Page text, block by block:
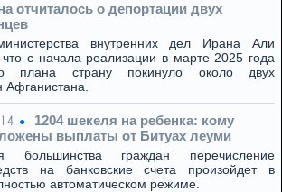
отчиталось о депортации двух
внутренних дел Ирана Али
с начала реализации в марте 2025 года
плана страну покинуло около двух
1204 шекеля на ребенка: кому
выплаты от Битуах леуми
большинства граждан перечисление
на банковские счета произойдет в
автоматическом режиме.